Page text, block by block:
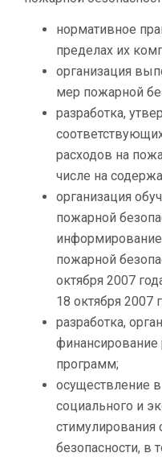
нормативное
пределах их
организация
мер пожарной
разработка,
расходов на
числе на
организация
пожарной
пожарной
октября 2007
18 октября 2007
разработка,
программ;
осуществление
социального и
стимулирования
безопасности, в